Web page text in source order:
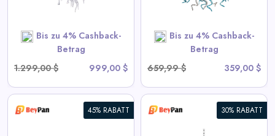
Bis zu 4% Cashback-
Betrag
1.299,00 $
999,00 $
Bis zu 4% Cashback-
Betrag
659,99 $
359,00 $
SHOP NOW
45% RABATT 30% RABATT